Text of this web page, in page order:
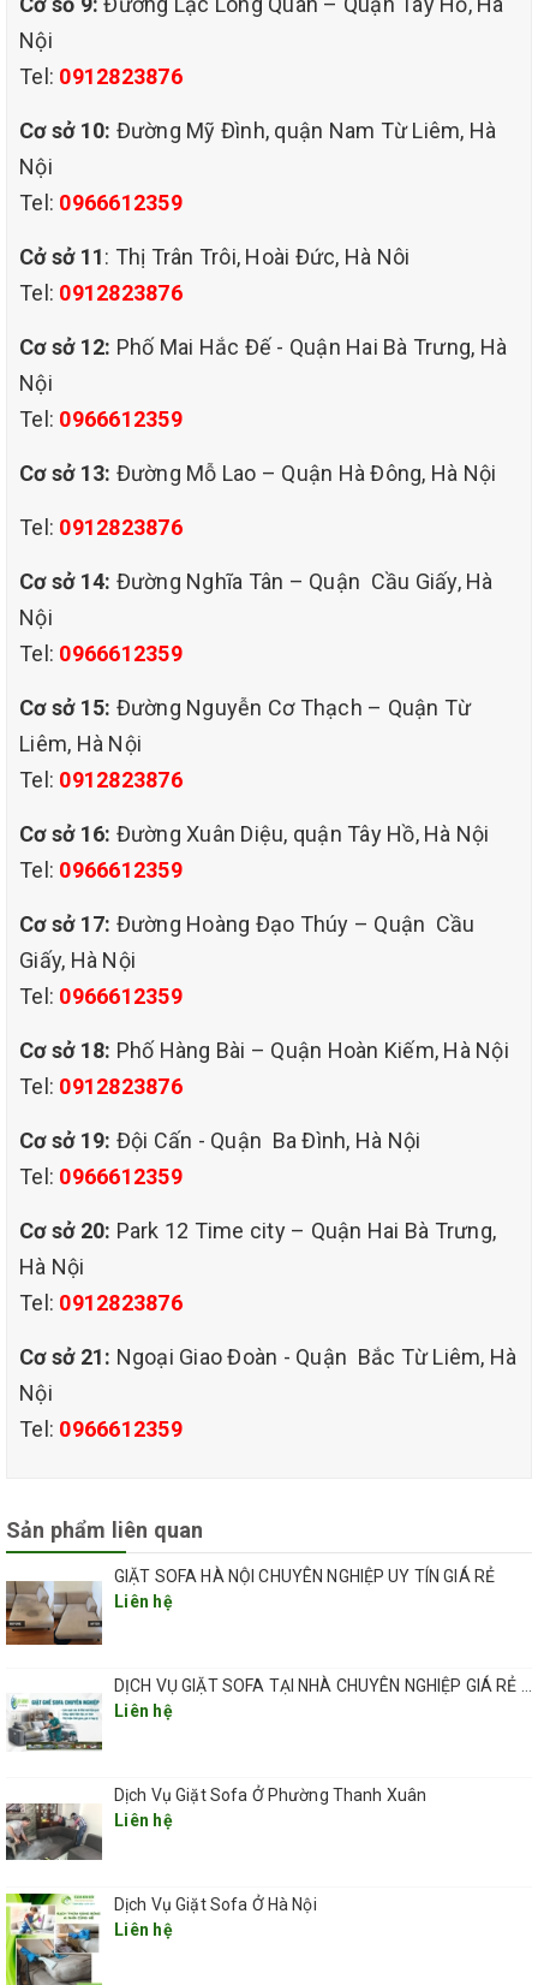
những loại hoá chất làm sạch chuyên dụng ngoài chức
năng làm sạch còn loại bỏ hoàn toàn khuẩn nấm ký sinh
trên bề mặt ghế sofa.
Với mong muốn trở thành một công ty hàng đầu trong cung
cấp dịch vụ vệ sinh công nghiệp và làm sạch hàng ngày,
một tốt hơn.Ngoài ra dịch vụ giặt ghế sofa quý khách có
văn phòng,vệ sinh lau kính tòa nhà cao tầng, dịch vụ giặt
Quá trình giặt ghế sofa luôn được hân viên quận Cầu Giấy
kiểm tra chất liệu vải, chọn hóa chất thích hợp, giặt, sử
dụng hóa chất bảo quản sau khi giặt ghế … đều được thực
CÁC BƯỚC GIẶT GHẾ SOFA TẠI CẦU GIẤY HÀ NỘI
CỦA QHT VIỆT NAM
đưa ra Phương pháp giặt phù hợp)
Bước 2: Hút sạch bụi trên bề mặt ghế để loại bỏ hết bụi bẩn
Nội
Tel: 0912823876
Cơ sở 10: Đường Mỹ Đình, quận Nam Từ Liêm, Hà
Nội
Tel: 0966612359
Cở sở 11: Thị Trân Trôi, Hoài Đức, Hà Nôi
Tel: 0912823876
Cơ sở 12: Phố Mai Hắc Đế - Quận Hai Bà Trưng, Hà
Nội
Tel: 0966612359
Cơ sở 13: Đường Mỗ Lao – Quận Hà Đông, Hà Nội
Tel: 0912823876
Cơ sở 14: Đường Nghĩa Tân – Quận Cầu Giấy, Hà
Nội
Tel: 0966612359
Cơ sở 15: Đường Nguyễn Cơ Thạch – Quận Từ
Liêm, Hà Nội
Tel: 0912823876
Cơ sở 16: Đường Xuân Diệu, quận Tây Hồ, Hà Nội
Tel: 0966612359
Cơ sở 17: Đường Hoàng Đạo Thúy – Quận Cầu
Giấy, Hà Nội
Tel: 0966612359
Cơ sở 18: Phố Hàng Bài – Quận Hoàn Kiếm, Hà Nội
Tel: 0912823876
Cơ sở 19: Đội Cấn - Quận Ba Đình, Hà Nội
Tel: 0966612359
Cơ sở 20: Park 12 Time city – Quận Hai Bà Trưng,
Hà Nội
Tel: 0912823876
Cơ sở 21: Ngoại Giao Đoàn - Quận Bắc Từ Liêm, Hà
Nội
Tel: 0966612359
Sản phẩm liên quan
GIẶT SOFA HÀ NỘI CHUYÊN NGHIỆP UY TÍN GIÁ RẺ
Liên hệ
Liên hệ
Dịch Vụ Giặt Sofa Ở Phường Thanh Xuân
Liên hệ
Dịch Vụ Giặt Sofa Ở Hà Nội
Liên hệ